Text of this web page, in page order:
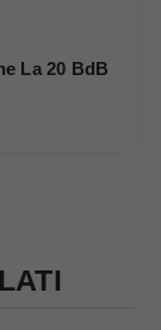
La 20 BdB